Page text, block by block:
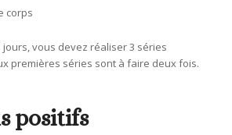
corps
jours, vous devez réaliser 3 séries
premières séries sont à faire deux fois.
positifs